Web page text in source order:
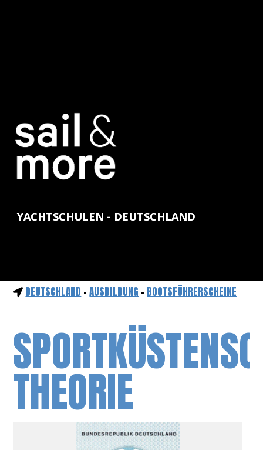
YACHTSCHULEN - DEUTSCHLAND
DEUTSCHLAND -AUSBILDUNG - BOOTSFÜHRERSCHEINE
THEORIE